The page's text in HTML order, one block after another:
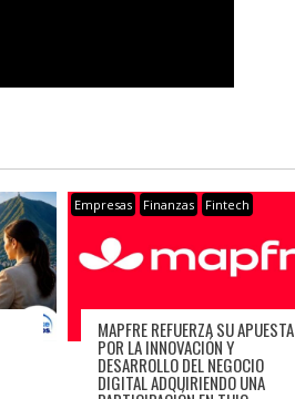
Empresas Finanzas Fintech
MAPFRE REFUERZA SU APUESTA
POR LA INNOVACIÓN Y
DESARROLLO DEL NEGOCIO
DIGITAL ADQUIRIENDO UNA